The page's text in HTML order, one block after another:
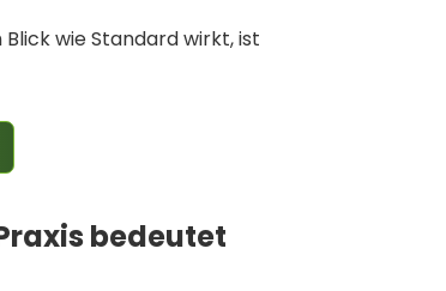
wie Standard wirkt, ist
bedeutet